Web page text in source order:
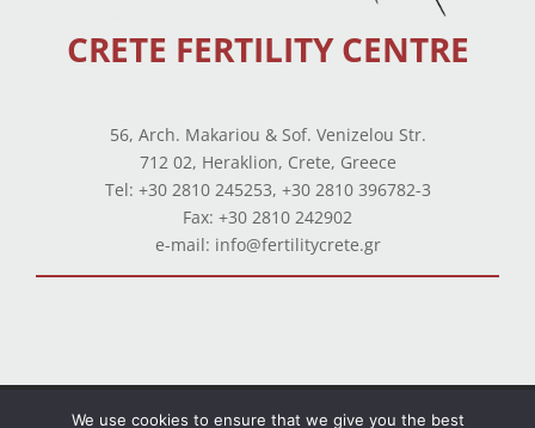
CRETE FERTILITY CENTRE
56, Arch. Makariou & Sof. Venizelou Str.
712 02, Heraklion, Crete, Greece
Tel: +30 2810 245253, +30 2810 396782-3
Fax: +30 2810 242902
e-mail: info@fertilitycrete.gr
Terms of use –Privacy Policy– Balance Sheets
We use cookies to ensure that we give you the best